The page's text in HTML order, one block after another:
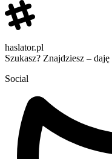
haslator.pl
Szukasz? Znajdziesz – daję
Social